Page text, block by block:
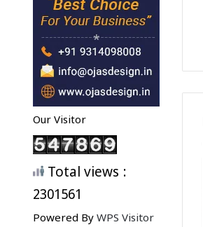
Our Visitor
Total views :
2301561
Powered By WPS Visitor